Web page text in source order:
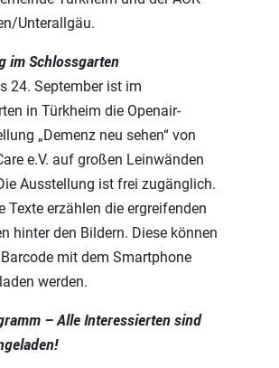
Unterallgäu.
im Schlossgarten
24. September ist im
in Türkheim die Openair-
„Demenz neu sehen“ von
e.V. auf großen Leinwänden
Ausstellung ist frei zugänglich.
Texte erzählen die ergreifenden
hinter den Bildern. Diese können
mit dem Smartphone
werden.
– Alle Interessierten sind